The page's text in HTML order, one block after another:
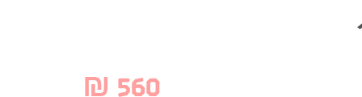
₪ 560